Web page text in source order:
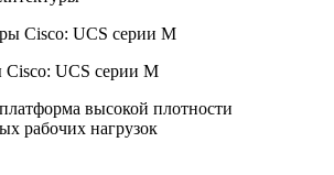
UCS серии M
высокой плотности
рабочих нагрузок